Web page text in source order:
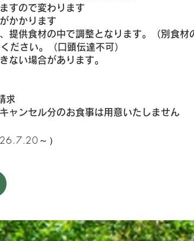
ので変わります
かります
食材の中で調整となります。（別食材
ださい。（口頭伝達不可）
場合があります。
求
ンセル分のお食事は用意いたしません
～）